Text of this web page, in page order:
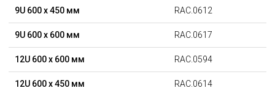
9U 600 x 450 мм RAC.0612
9U 600 x 600 мм RAC.0617
12U 600 x 600 мм RAC.0594
12U 600 x 450 мм RAC.0614